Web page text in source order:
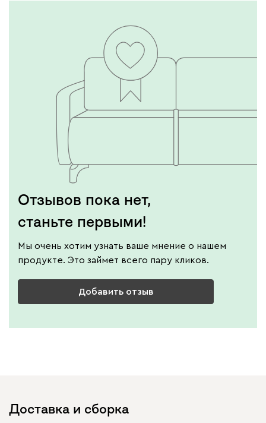
Отзывов пока нет,
станьте первыми!
Мы очень хотим узнать ваше мнение о нашем
продукте. Это займет всего пару кликов.
Добавить отзыв
Доставка и сборка